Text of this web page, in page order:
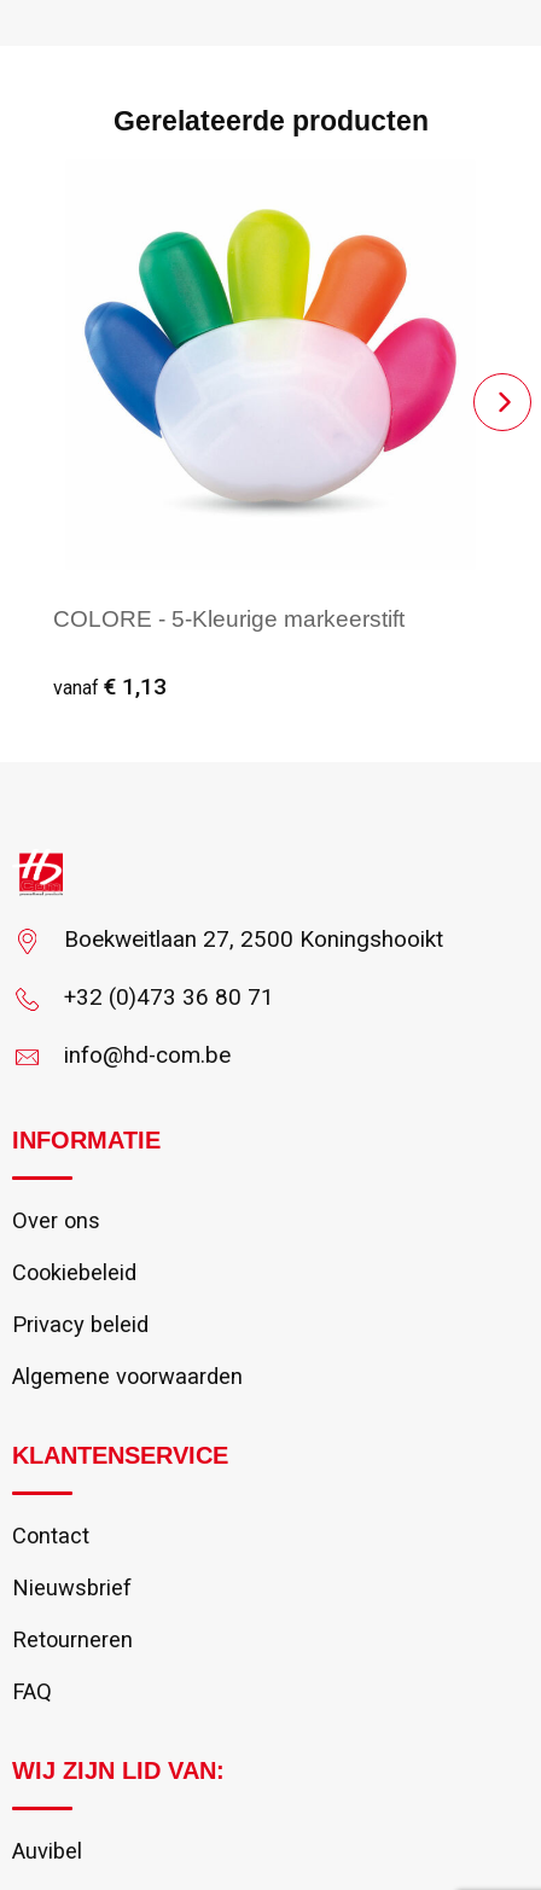
Gerelateerde producten
COLORE - 5-Kleurige markeerstift
vanaf € 1,13
Boekweitlaan 27, 2500 Koningshooikt
+32 (0)473 36 80 71
info@hd-com.be
INFORMATIE
Over ons
Cookiebeleid
Privacy beleid
Algemene voorwaarden
KLANTENSERVICE
Contact
Nieuwsbrief
Retourneren
FAQ
WIJ ZIJN LID VAN:
Auvibel